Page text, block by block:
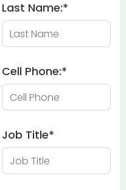
Last Name:*
Cell Phone:*
Job Title*